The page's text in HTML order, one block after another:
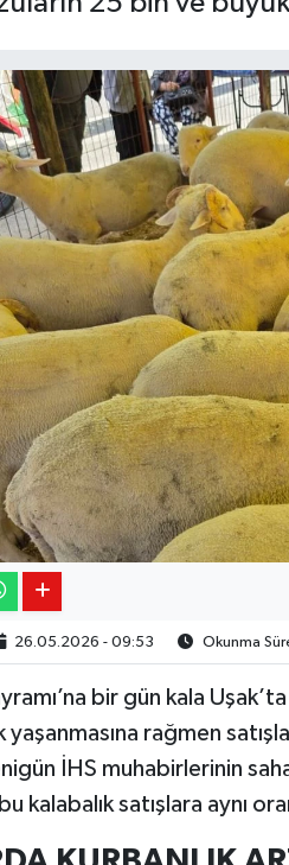
26.05.2026 - 09:53 Okunma
bir gün kala
yaşanmasına rağmen
İHS muhabirlerinin
kalabalık satışlara aynı